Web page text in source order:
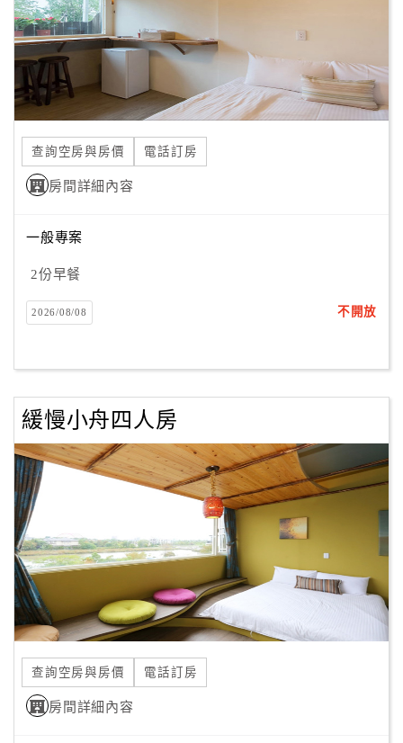
滿
意
度
訂
單
管
理
員
戶
客
服
聯
單
Line
線
上
客
服
紅
利
查
查詢空房與房價 電話訂房
房間詳細內容
一般專案
2份早餐
2026/08/08 不開放
緩慢小舟四人房
查詢空房與房價 電話訂房
房間詳細內容